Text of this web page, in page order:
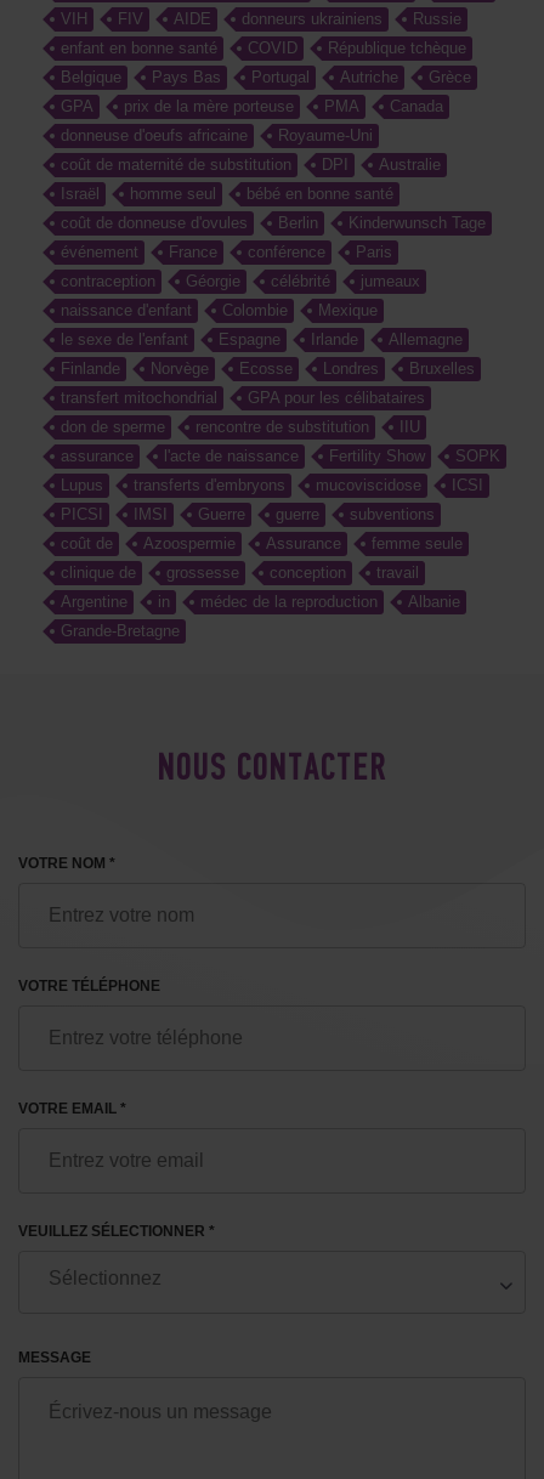
VIH FIV AIDE donneurs ukrainiens
Russie
enfant en bonne santé
COVID
République tchèque
Belgique
Pays Bas Portugal Autriche
Grèce
GPA
prix de la mère porteuse PMA
Canada
donneuse d'oeufs africaine
Royaume-Uni
coût de maternité de substitution
DPI
Australie
Israël
homme seul
bébé en bonne santé
coût de donneuse d'ovules
Berlin
Kinderwunsch Tage
événement
France conférence
Paris
contraception
Géorgie célébrité
jumeaux
naissance d'enfant
Colombie
Mexique
le sexe de l'enfant
Espagne Irlande
Allemagne
Finlande
Norvège Ecosse Londres
Bruxelles
transfert mitochondrial
GPA pour les célibataires
don de sperme
rencontre de substitution
IIU
assurance
l'acte de naissance Fertility Show
SOPK
Lupus
transferts d'embryons mucoviscidose
ICSI
PICSI
IMSI Guerre guerre
subventions
coût de
Azoospermie Assurance
femme seule
clinique de
grossesse conception
travail
Argentine
in médec de la reproduction
Albanie
Grande-Bretagne
NOUS CONTACTER
VOTRE NOM *
VOTRE TÉLÉPHONE
VOTRE EMAIL *
VEUILLEZ SÉLECTIONNER *
MESSAGE